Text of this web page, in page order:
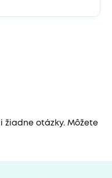
žiadne otázky. Môžete